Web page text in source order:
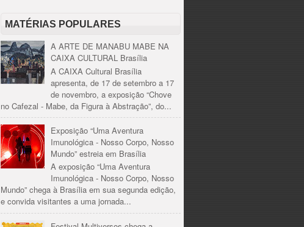
MATÉRIAS POPULARES
A ARTE DE MANABU MABE NA
CAIXA CULTURAL Brasília
A CAIXA Cultural Brasília
apresenta, de 17 de setembro a 17
de novembro, a exposição “Chove
no Cafezal - Mabe, da Figura à Abstração”, do...
Exposição “Uma Aventura
Imunológica - Nosso Corpo, Nosso
Mundo” estreia em Brasília
A exposição “Uma Aventura
Imunológica - Nosso Corpo, Nosso
Mundo” chega à Brasília em sua segunda edição,
e convida visitantes a uma jornada...